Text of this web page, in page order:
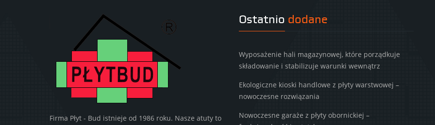
Firma Płyt - Bud istnieje od 1986 roku. Nasze atuty to
Ostatnio dodane
Wyposażenie hali magazynowej, które porządkuje
składowanie i stabilizuje warunki wewnątrz
Ekologiczne kioski handlowe z płyty warstwowej –
nowoczesne rozwiązania
Nowoczesne garaże z płyty obornickiej –